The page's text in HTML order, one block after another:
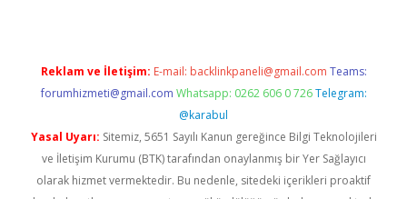
Reklam ve İletişim: E-mail: backlinkpaneli@gmail.com Teams:
forumhizmeti@gmail.com Whatsapp: 0262 606 0 726 Telegram:
@karabul
Yasal Uyarı: Sitemiz, 5651 Sayılı Kanun gereğince Bilgi Teknolojileri
ve İletişim Kurumu (BTK) tarafından onaylanmış bir Yer Sağlayıcı
olarak hizmet vermektedir. Bu nedenle, sitedeki içerikleri proaktif